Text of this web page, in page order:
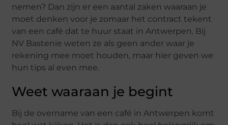
nemen? Dan zijn er een aantal zaken waaraan je
moet denken voor je zomaar het contract tekent
van een café dat te huur staat in Antwerpen. Bij
NV Bastenie weten ze als geen ander waar je
rekening mee moet houden, maar hier geven we
hun tips al even mee.
Weet waaraan je begint
Bij de overname van een café in Antwerpen komt